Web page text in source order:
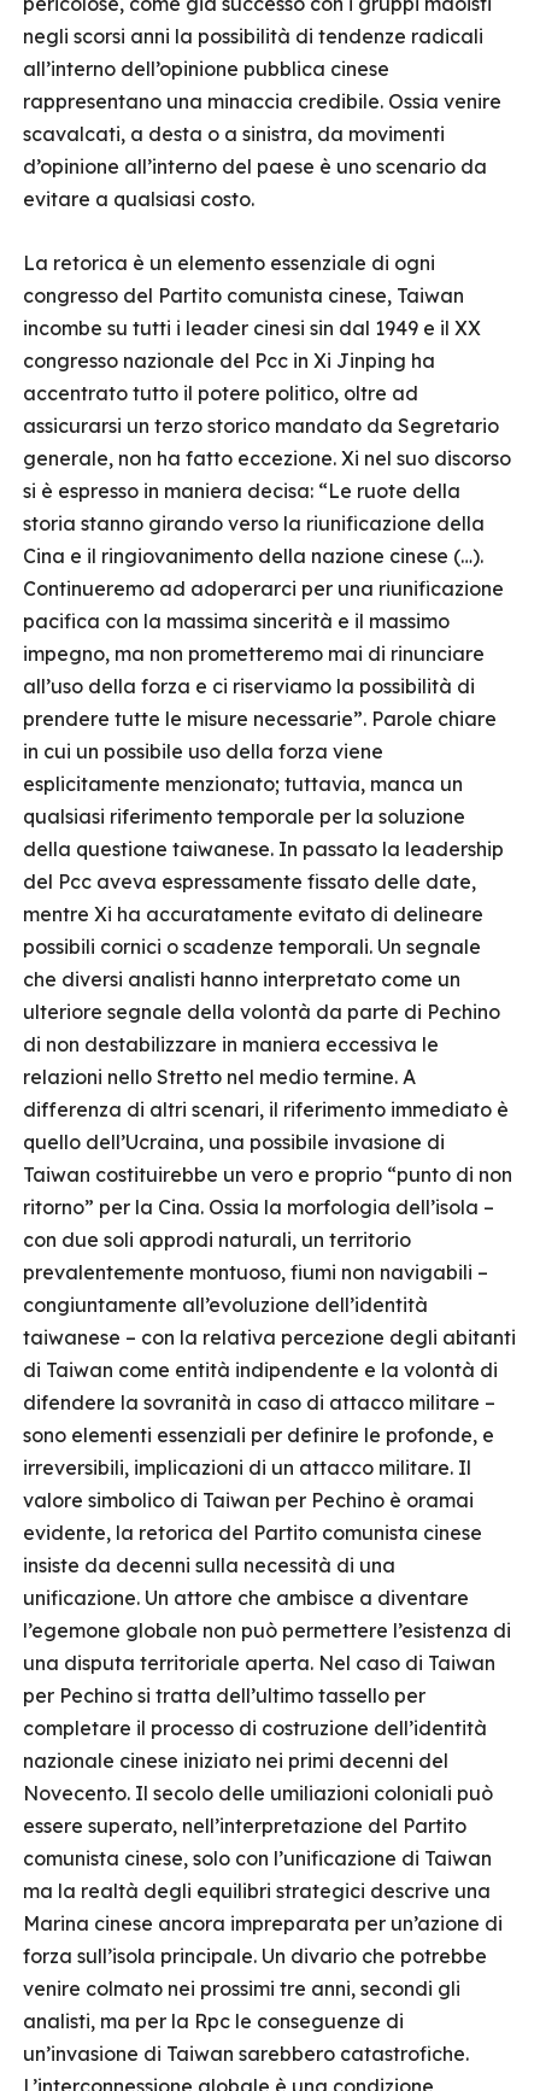
negli scorsi anni la possibilità di tendenze radicali
all’interno dell’opinione pubblica cinese
rappresentano una minaccia credibile. Ossia venire
scavalcati, a desta o a sinistra, da movimenti
d’opinione all’interno del paese è uno scenario da
evitare a qualsiasi costo.
La retorica è un elemento essenziale di ogni
congresso del Partito comunista cinese, Taiwan
incombe su tutti i leader cinesi sin dal 1949 e il XX
congresso nazionale del Pcc in Xi Jinping ha
accentrato tutto il potere politico, oltre ad
assicurarsi un terzo storico mandato da Segretario
generale, non ha fatto eccezione. Xi nel suo discorso
si è espresso in maniera decisa: “Le ruote della
storia stanno girando verso la riunificazione della
Cina e il ringiovanimento della nazione cinese (…).
Continueremo ad adoperarci per una riunificazione
pacifica con la massima sincerità e il massimo
impegno, ma non prometteremo mai di rinunciare
all’uso della forza e ci riserviamo la possibilità di
prendere tutte le misure necessarie”. Parole chiare
in cui un possibile uso della forza viene
esplicitamente menzionato; tuttavia, manca un
qualsiasi riferimento temporale per la soluzione
della questione taiwanese. In passato la leadership
del Pcc aveva espressamente fissato delle date,
mentre Xi ha accuratamente evitato di delineare
possibili cornici o scadenze temporali. Un segnale
che diversi analisti hanno interpretato come un
ulteriore segnale della volontà da parte di Pechino
di non destabilizzare in maniera eccessiva le
relazioni nello Stretto nel medio termine. A
differenza di altri scenari, il riferimento immediato è
quello dell’Ucraina, una possibile invasione di
Taiwan costituirebbe un vero e proprio “punto di non
ritorno” per la Cina. Ossia la morfologia dell’isola –
con due soli approdi naturali, un territorio
prevalentemente montuoso, fiumi non navigabili –
congiuntamente all’evoluzione dell’identità
taiwanese – con la relativa percezione degli abitanti
di Taiwan come entità indipendente e la volontà di
difendere la sovranità in caso di attacco militare –
sono elementi essenziali per definire le profonde, e
irreversibili, implicazioni di un attacco militare. Il
valore simbolico di Taiwan per Pechino è oramai
evidente, la retorica del Partito comunista cinese
insiste da decenni sulla necessità di una
unificazione. Un attore che ambisce a diventare
l’egemone globale non può permettere l’esistenza di
una disputa territoriale aperta. Nel caso di Taiwan
per Pechino si tratta dell’ultimo tassello per
completare il processo di costruzione dell’identità
nazionale cinese iniziato nei primi decenni del
Novecento. Il secolo delle umiliazioni coloniali può
essere superato, nell’interpretazione del Partito
comunista cinese, solo con l’unificazione di Taiwan
ma la realtà degli equilibri strategici descrive una
Marina cinese ancora impreparata per un’azione di
forza sull’isola principale. Un divario che potrebbe
venire colmato nei prossimi tre anni, secondi gli
analisti, ma per la Rpc le conseguenze di
un’invasione di Taiwan sarebbero catastrofiche.
L’interconnessione globale è una condizione